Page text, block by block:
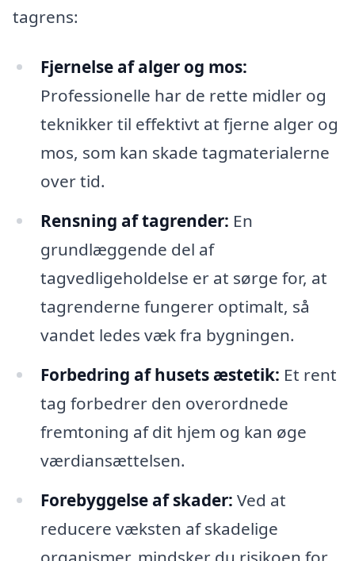
tagrens:
Fjernelse af alger og mos:
Professionelle har de rette midler og
teknikker til effektivt at fjerne alger og
mos, som kan skade tagmaterialerne
over tid.
Rensning af tagrender: En
grundlæggende del af
tagvedligeholdelse er at sørge for, at
tagrenderne fungerer optimalt, så
vandet ledes væk fra bygningen.
Forbedring af husets æstetik: Et rent
tag forbedrer den overordnede
fremtoning af dit hjem og kan øge
værdiansættelsen.
Forebyggelse af skader: Ved at
reducere væksten af skadelige